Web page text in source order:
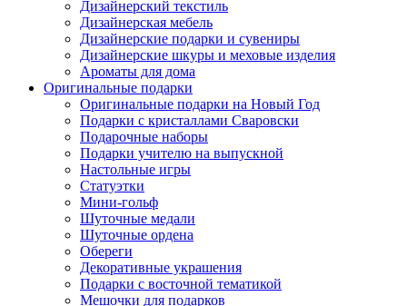
Дизайнерский текстиль
Дизайнерская мебель
Дизайнерские подарки и сувениры
Дизайнерские шкуры и меховые изделия
Ароматы для дома
Оригинальные подарки
Оригинальные подарки на Новый Год
Подарки с кристаллами Сваровски
Подарочные наборы
Подарки учителю на выпускной
Настольные игры
Статуэтки
Мини-гольф
Шуточные медали
Шуточные ордена
Обереги
Декоративные украшения
Подарки с восточной тематикой
Мешочки для подарков